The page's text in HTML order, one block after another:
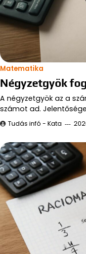
Matematika
Négyzetgyök
A négyzetgyök az a
számot ad.
Tudás infó - Kata